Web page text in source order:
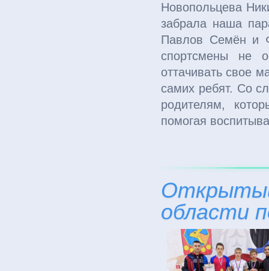
Новопольцева
забрала наша
Павлов Семён и
спортсмены не
оттачивать свое
самих ребят. Со
родителям,
помогая
области